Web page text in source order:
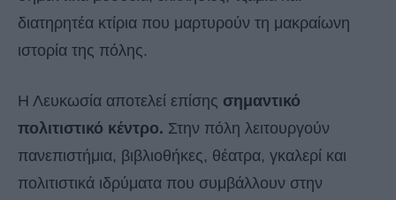
διατηρητέα κτίρια που μαρτυρούν τη μακραίωνη
ιστορία της πόλης.
Η Λευκωσία αποτελεί επίσης σημαντικό
πολιτιστικό κέντρο. Στην πόλη λειτουργούν
πανεπιστήμια, βιβλιοθήκες, θέατρα, γκαλερί και
πολιτιστικά ιδρύματα που συμβάλλουν στην